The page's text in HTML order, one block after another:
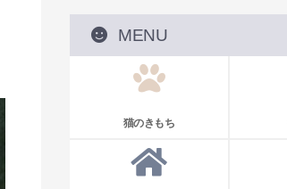
MENU
猫のきもち